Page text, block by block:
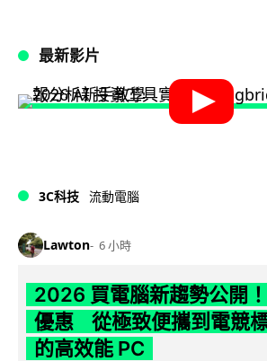
最新影片
3C科技 流動電腦
Lawton 6 小時
2026 買電腦新趨勢公開
優惠 從極致便攜到電競
的高效能 PC